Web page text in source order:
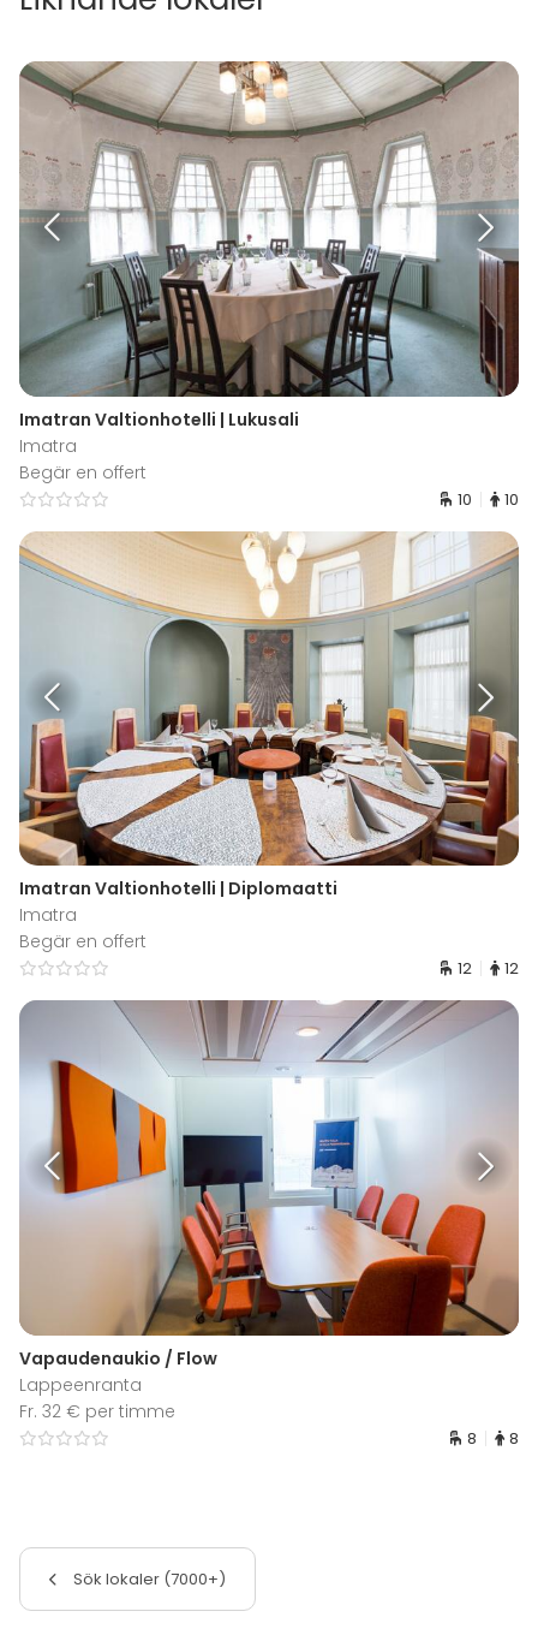
Imatran Valtionhotelli | Lukusali
Imatra
Begär en offert
10 10
Imatran Valtionhotelli | Diplomaatti
Imatra
Begär en offert
12 12
Vapaudenaukio / Flow
Lappeenranta
Fr. 32 € per timme
8 8
Sök lokaler (7000+)